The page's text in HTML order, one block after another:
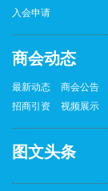
入会申请
商会动态
最新动态 商会公告
招商引资
视频展示
图文头条